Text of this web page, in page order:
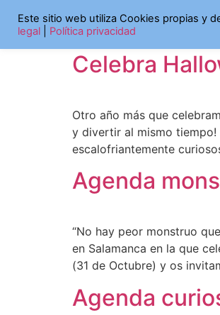
Etiqueta:
Celebra
Otro año más que
y divertir al mismo tiempo!
escalofriantemente
Agenda
“No hay peor monstruo
en Salamanca en la que
(31 de Octubre) y os
Agenda
Este sitio web utiliza Cookies propias y
legal
Política privacidad